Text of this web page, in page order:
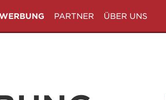
Leinwand
PARTNER
Unsere Partner
ÜBER UNS
Geschichte